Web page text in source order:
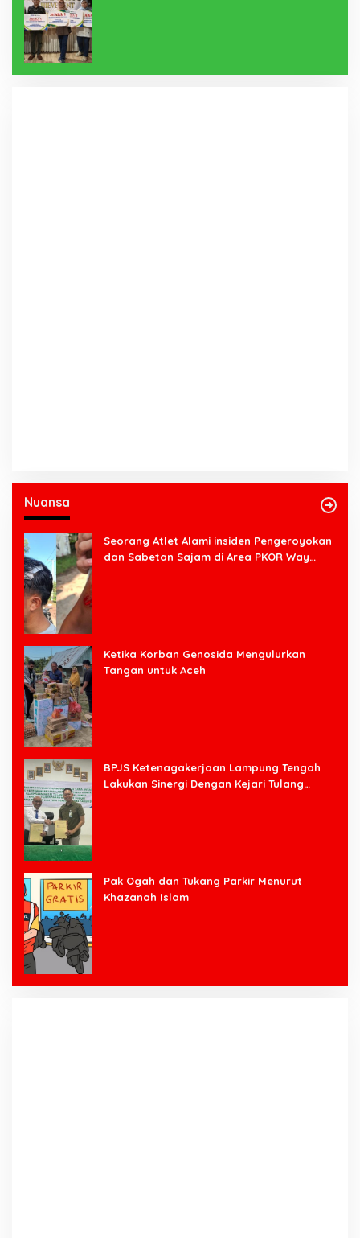
Nuansa
Seorang Atlet Alami insiden Pengeroyokan
dan Sabetan Sajam di Area PKOR Way
Ketika Korban Genosida Mengulurkan
Tangan untuk Aceh
BPJS Ketenagakerjaan Lampung Tengah
Lakukan Sinergi Dengan Kejari Tulang
Pak Ogah dan Tukang Parkir Menurut
Khazanah Islam